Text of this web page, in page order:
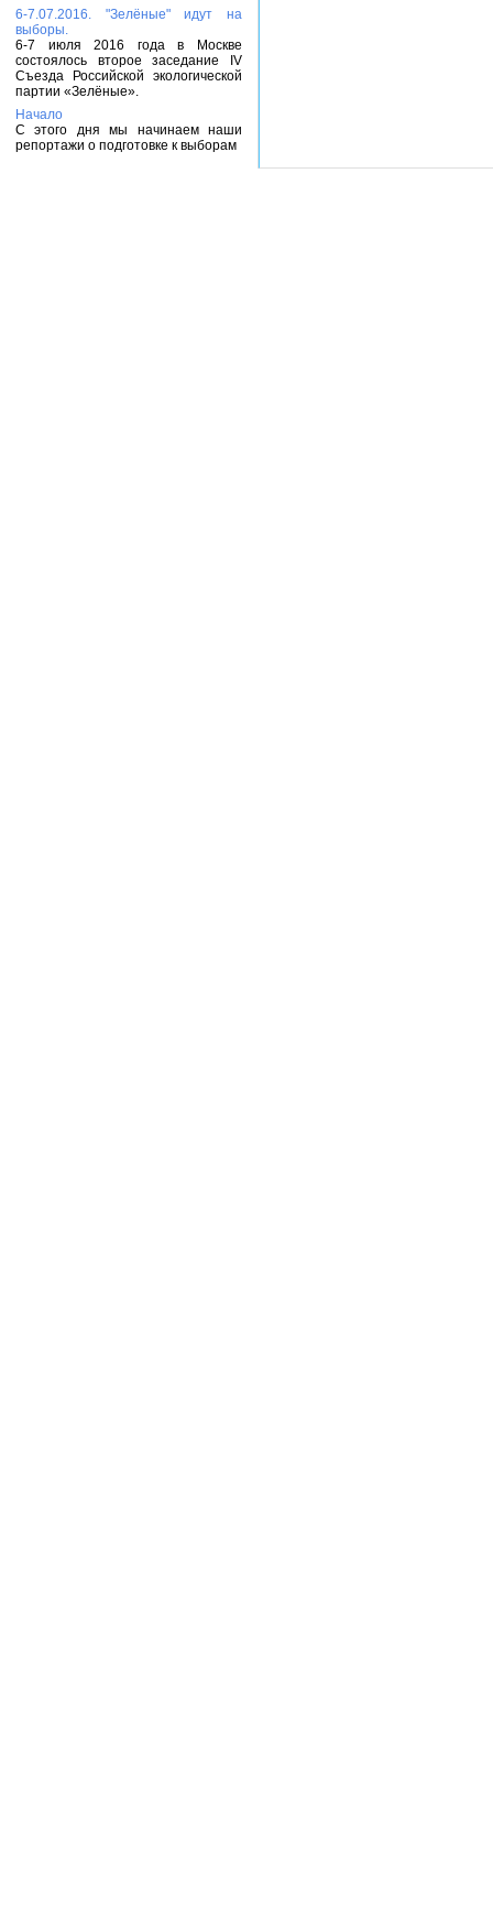
6-7.07.2016. "Зелёные" идут на
выборы.
6-7 июля 2016 года в Москве
состоялось второе заседание IV
Съезда Российской экологической
партии «Зелёные».
Начало
С этого дня мы начинаем наши
репортажи о подготовке к выборам